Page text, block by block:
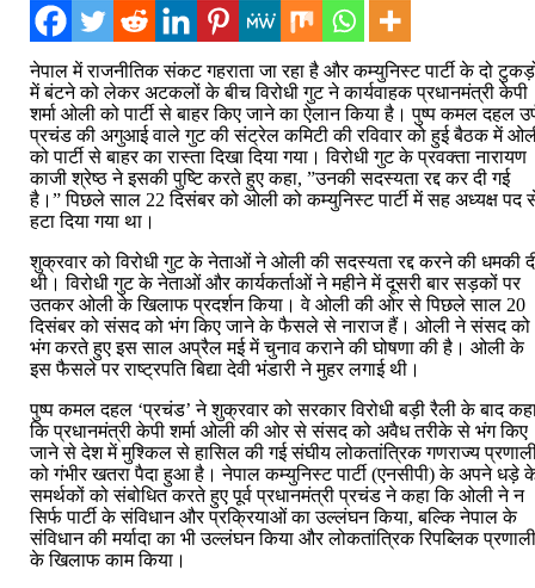
शर्मा
ओली
को
कम्युनिस्ट
पार्टी
से
किया
नेपाल में राजनीतिक संकट गहराता जा रहा है और कम्युनिस्ट पार्टी के दो
में बंटने को लेकर अटकलों के बीच विरोधी गुट ने कार्यवाहक प्रधानमंत्री केपी
शर्मा ओली को पार्टी से बाहर किए जाने का ऐलान किया है। पुष्प कमल दहल
प्रचंड की अगुआई वाले गुट की संट्रेल कमिटी की रविवार को हुई बैठक में
को पार्टी से बाहर का रास्ता दिखा दिया गया। विरोधी गुट के प्रवक्ता नारायण
काजी श्रेष्ठ ने इसकी पुष्टि करते हुए कहा, ”उनकी सदस्यता रद्द कर दी गई
है।” पिछले साल 22 दिसंबर को ओली को कम्युनिस्ट पार्टी में सह अध्यक्ष पद
हटा दिया गया था।
शुक्रवार को विरोधी गुट के नेताओं ने ओली की सदस्यता रद्द करने की धमकी
थी। विरोधी गुट के नेताओं और कार्यकर्ताओं ने महीने में दूसरी बार सड़कों पर
उतकर ओली के खिलाफ प्रदर्शन किया। वे ओली की ओर से पिछले साल 20
दिसंबर को संसद को भंग किए जाने के फैसले से नाराज हैं। ओली ने संसद को
भंग करते हुए इस साल अप्रैल मई में चुनाव कराने की घोषणा की है। ओली के
इस फैसले पर राष्ट्रपति बिद्या देवी भंडारी ने मुहर लगाई थी।
पुष्प कमल दहल ‘प्रचंड’ ने शुक्रवार को सरकार विरोधी बड़ी रैली के बाद
कि प्रधानमंत्री केपी शर्मा ओली की ओर से संसद को अवैध तरीके से भंग किए
जाने से देश में मुश्किल से हासिल की गई संघीय लोकतांत्रिक गणराज्य
को गंभीर खतरा पैदा हुआ है। नेपाल कम्युनिस्ट पार्टी (एनसीपी) के अपने धड़े
समर्थकों को संबोधित करते हुए पूर्व प्रधानमंत्री प्रचंड ने कहा कि ओली ने न
सिर्फ पार्टी के संविधान और प्रक्रियाओं का उल्लंघन किया, बल्कि नेपाल के
संविधान की मर्यादा का भी उल्लंघन किया और लोकतांत्रिक रिपब्लिक
के खिलाफ काम किया।